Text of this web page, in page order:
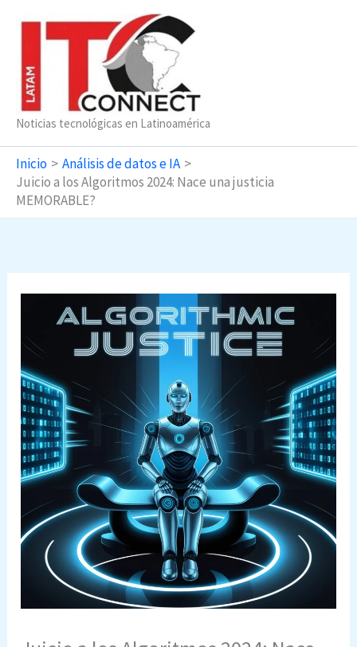
Noticias tecnológicas en Latinoamérica
Inicio
Análisis de datos e IA
Juicio a los Algoritmos 2024: Nace una justicia
MEMORABLE?